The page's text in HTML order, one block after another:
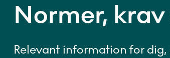
Normer,
Relevant information for